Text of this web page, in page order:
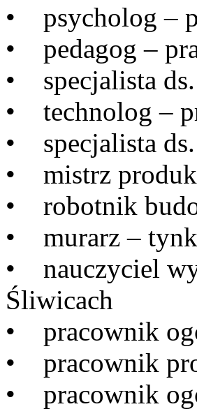
• psycholog –
• pedagog –
• specjalista
• technolog –
• specjalista
• mistrz
• robotnik
• murarz –
• nauczyciel
Śliwicach
• pracownik
• pracownik
• pracownik